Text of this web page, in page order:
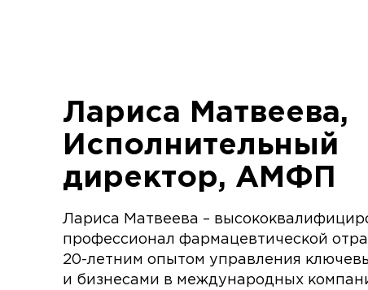
Лариса Матвеева,
Исполнительный
директор, АМФП
Лариса Матвеева –
профессионал фармацевтической
20-летним опытом управления
и бизнесами в международных